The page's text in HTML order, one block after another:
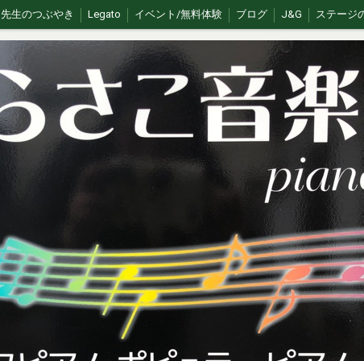
先生のつぶやき Legato イベント/無料体験 ブログ J&G ステージ